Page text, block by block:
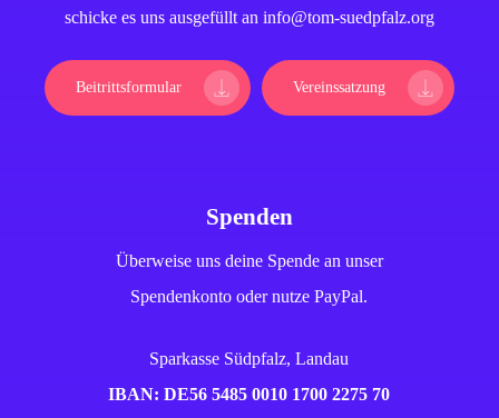
schicke es uns ausgefüllt an info@tom-suedpfalz.org
Beitrittsformular Vereinssatzung
Spenden
Überweise uns deine Spende an unser
Spendenkonto oder nutze PayPal.
Sparkasse Südpfalz, Landau
IBAN: DE56 5485 0010 1700 2275 70